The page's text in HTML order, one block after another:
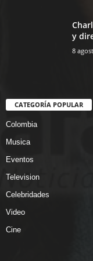
y
8
CATEGORÍA POPULAR
Colombia
Musica
Eventos
Television
Celebridades
Video
Cine